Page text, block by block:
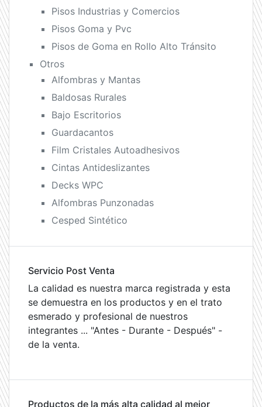
Pisos Industrias y Comercios
Pisos Goma y Pvc
Pisos de Goma en Rollo Alto Tránsito
Otros
Alfombras y Mantas
Baldosas Rurales
Bajo Escritorios
Guardacantos
Film Cristales Autoadhesivos
Cintas Antideslizantes
Decks WPC
Alfombras Punzonadas
Cesped Sintético
Servicio Post Venta
La calidad es nuestra marca registrada y esta
se demuestra en los productos y en el trato
esmerado y profesional de nuestros
integrantes ... "Antes - Durante - Después" -
de la venta.
Productos de la más alta calidad al mejor